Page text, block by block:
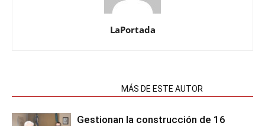
LaPortada
MÁS DE ESTE AUTOR
Gestionan la construcción de 16